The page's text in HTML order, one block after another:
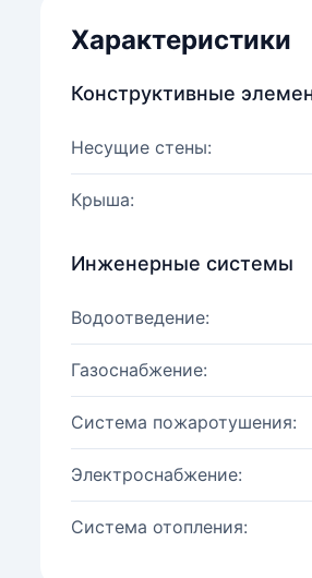
Характеристики
Конструктивные
Несущие стены:
Крыша:
Инженерные системы
Водоотведение:
Газоснабжение:
Система пожаротушения:
Электроснабжение:
Система отопления: